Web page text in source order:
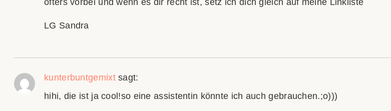
öfters vorbei und wenn es dir recht ist, setz ich dich gleich auf meine Linkliste
LG Sandra
kunterbuntgemixt sagt:
hihi, die ist ja cool!so eine assistentin könnte ich auch gebrauchen.;o)))